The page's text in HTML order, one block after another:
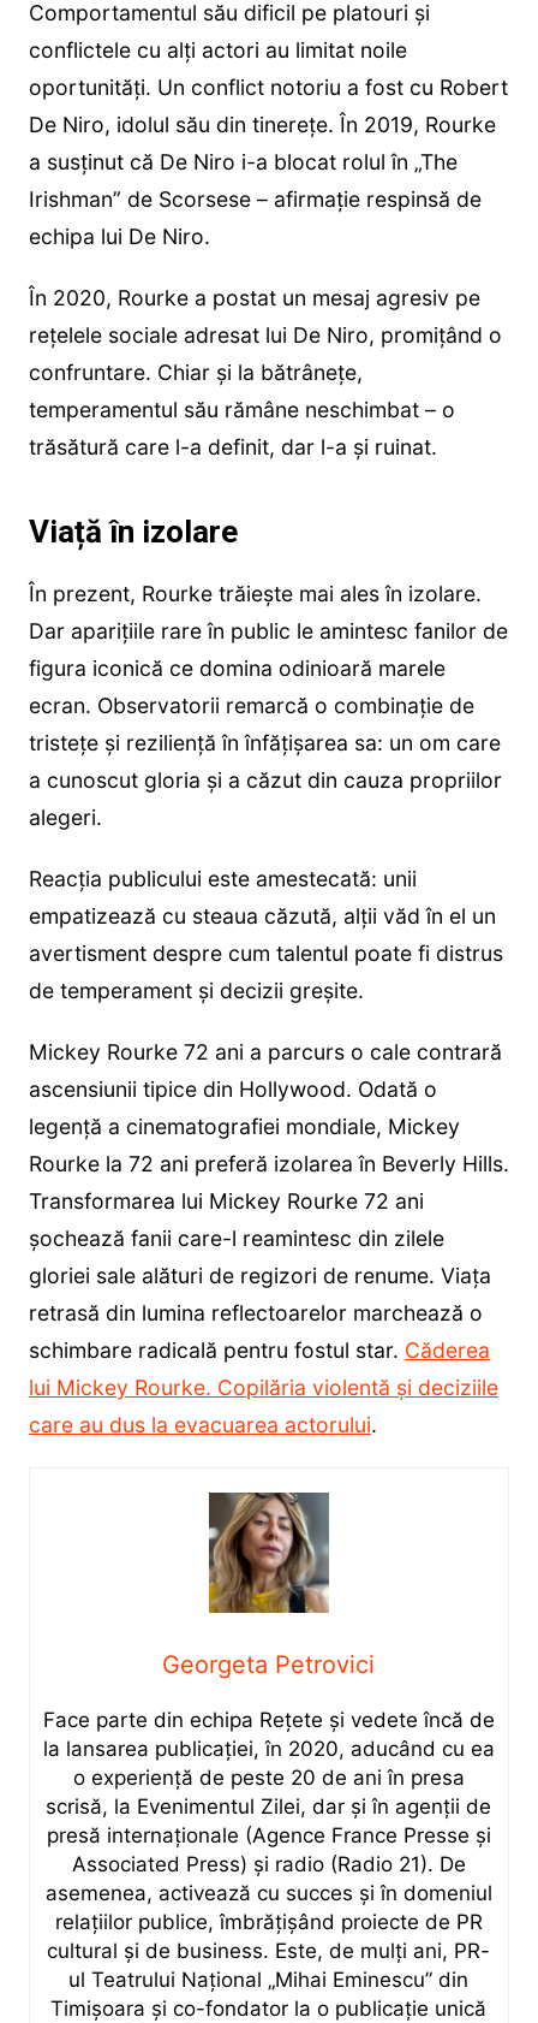
Comportamentul său dificil pe platouri și
conflictele cu alți actori au limitat noile
oportunități. Un conflict notoriu a fost cu Robert
De Niro, idolul său din tinerețe. În 2019, Rourke
a susținut că De Niro i-a blocat rolul în „The
Irishman” de Scorsese – afirmație respinsă de
echipa lui De Niro.
În 2020, Rourke a postat un mesaj agresiv pe
rețelele sociale adresat lui De Niro, promițând o
confruntare. Chiar și la bătrânețe,
temperamentul său rămâne neschimbat – o
trăsătură care l-a definit, dar l-a și ruinat.
Viață în izolare
În prezent, Rourke trăiește mai ales în izolare.
Dar aparițiile rare în public le amintesc fanilor de
figura iconică ce domina odinioară marele
ecran. Observatorii remarcă o combinație de
tristețe și reziliență în înfățișarea sa: un om care
a cunoscut gloria și a căzut din cauza propriilor
alegeri.
Reacția publicului este amestecată: unii
empatizează cu steaua căzută, alții văd în el un
avertisment despre cum talentul poate fi distrus
de temperament și decizii greșite.
Mickey Rourke 72 ani a parcurs o cale contrară
ascensiunii tipice din Hollywood. Odată o
legență a cinematografiei mondiale, Mickey
Rourke la 72 ani preferă izolarea în Beverly Hills.
Transformarea lui Mickey Rourke 72 ani
șochează fanii care-l reamintesc din zilele
gloriei sale alături de regizori de renume. Viața
retrasă din lumina reflectoarelor marchează o
schimbare radicală pentru fostul star. Căderea
lui Mickey Rourke. Copilăria violentă și deciziile
care au dus la evacuarea actorului.
Georgeta Petrovici
Face parte din echipa Rețete și vedete încă de
la lansarea publicației, în 2020, aducând cu ea
o experiență de peste 20 de ani în presa
scrisă, la Evenimentul Zilei, dar și în agenții de
presă internaționale (Agence France Presse și
Associated Press) și radio (Radio 21). De
asemenea, activează cu succes și în domeniul
relațiilor publice, îmbrățișând proiecte de PR
cultural și de business. Este, de mulți ani, PR-
ul Teatrului Național „Mihai Eminescu” din
Timișoara și co-fondator la o publicație unică